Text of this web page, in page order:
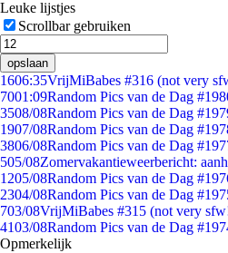
Leuke lijstjes
Scrollbar gebruiken
opslaan
1606:35VrijMiBabes #316 (not very
7001:09Random Pics van de Dag
3508/08Random Pics van de Dag
1907/08Random Pics van de Dag
3806/08Random Pics van de Dag
505/08Zomervakantieweerbericht:
1205/08Random Pics van de Dag
2304/08Random Pics van de Dag
703/08VrijMiBabes #315 (not very
4103/08Random Pics van de Dag
Opmerkelijk